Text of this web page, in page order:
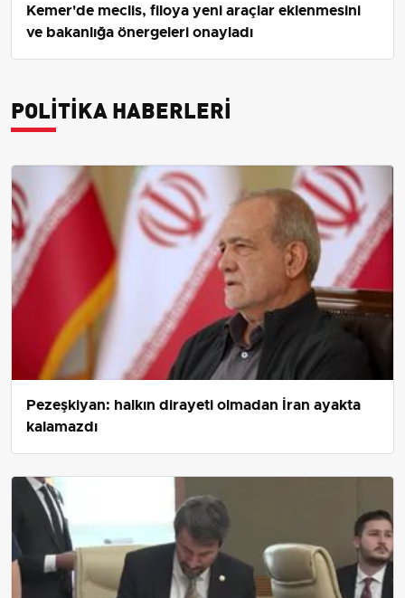
Kemer'de meclis, filoya yeni araçlar eklenmesini
ve bakanlığa önergeleri onayladı
POLITIKA HABERLERI
Pezeşkiyan: halkın dirayeti olmadan İran ayakta
kalamazdı